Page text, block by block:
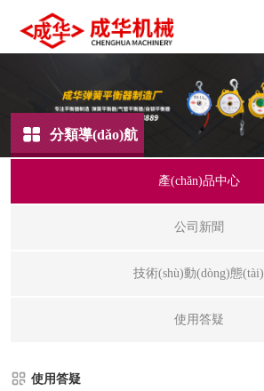
分類導(dǎo)航
產(chǎn)品中心
公司新聞
技術(shù)動(dòng)態(tài)
使用答疑
使用答疑